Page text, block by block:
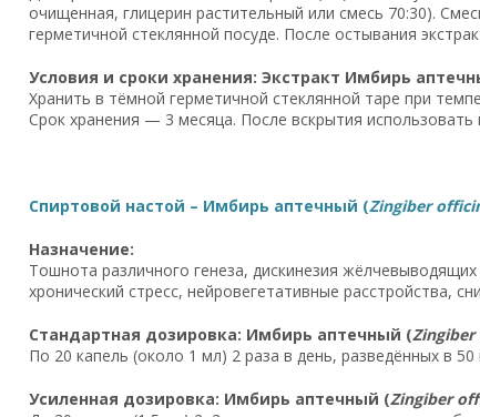
очищенная, глицерин растительный или смесь 70:30).
герметичной стеклянной посуде. После остывания
Условия и сроки хранения: Экстракт Имбирь
Хранить в тёмной герметичной стеклянной таре при
Срок хранения — 3 месяца. После вскрытия использовать
Спиртовой настой – Имбирь аптечный (Zingiber
Назначение:
Тошнота различного генеза, дискинезия
хронический стресс, нейровегетативные расстройства,
Стандартная дозировка: Имбирь аптечный (
По 20 капель (около 1 мл) 2 раза в день, разведённых в
Усиленная дозировка: Имбирь аптечный (Zingiber